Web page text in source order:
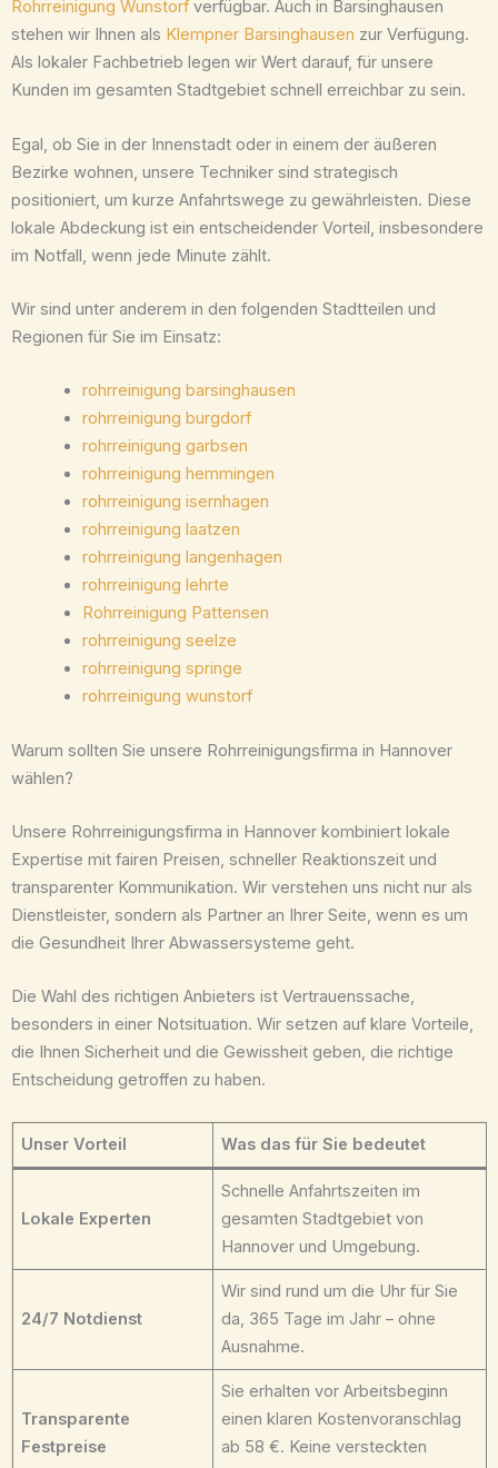
Rohrreinigung Wunstorf verfügbar. Auch in Barsinghausen
stehen wir Ihnen als Klempner Barsinghausen zur Verfügung.
Als lokaler Fachbetrieb legen wir Wert darauf, für unsere
Kunden im gesamten Stadtgebiet schnell erreichbar zu sein.
Egal, ob Sie in der Innenstadt oder in einem der äußeren
Bezirke wohnen, unsere Techniker sind strategisch
positioniert, um kurze Anfahrtswege zu gewährleisten. Diese
lokale Abdeckung ist ein entscheidender Vorteil, insbesondere
im Notfall, wenn jede Minute zählt.
Wir sind unter anderem in den folgenden Stadtteilen und
Regionen für Sie im Einsatz:
rohrreinigung barsinghausen
rohrreinigung burgdorf
rohrreinigung garbsen
rohrreinigung hemmingen
rohrreinigung isernhagen
rohrreinigung laatzen
rohrreinigung langenhagen
rohrreinigung lehrte
Rohrreinigung Pattensen
rohrreinigung seelze
rohrreinigung springe
rohrreinigung wunstorf
Warum sollten Sie unsere Rohrreinigungsfirma in Hannover
wählen?
Unsere Rohrreinigungsfirma in Hannover kombiniert lokale
Expertise mit fairen Preisen, schneller Reaktionszeit und
transparenter Kommunikation. Wir verstehen uns nicht nur als
Dienstleister, sondern als Partner an Ihrer Seite, wenn es um
die Gesundheit Ihrer Abwassersysteme geht.
Die Wahl des richtigen Anbieters ist Vertrauenssache,
besonders in einer Notsituation. Wir setzen auf klare Vorteile,
die Ihnen Sicherheit und die Gewissheit geben, die richtige
Entscheidung getroffen zu haben.
Unser Vorteil Was das für Sie bedeutet
Lokale Experten
Schnelle Anfahrtszeiten im
gesamten Stadtgebiet von
Hannover und Umgebung.
24/7 Notdienst
Wir sind rund um die Uhr für Sie
da, 365 Tage im Jahr – ohne
Ausnahme.
Transparente
Festpreise
Sie erhalten vor Arbeitsbeginn
einen klaren Kostenvoranschlag
ab 58 €. Keine versteckten